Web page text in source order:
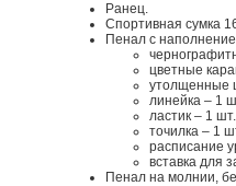
Ранец.
Спортивная сумка
Пенал с
цветные
утолщенные
линейка – 1
ластик – 1
точилка – 1
расписание
вставка для
Пенал на молнии,